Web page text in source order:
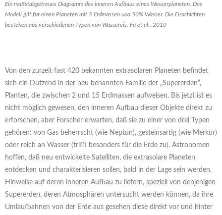
Ein maßstabgetreues Diagramm des inneren Aufbaus eines Wasserplaneten. Das
Modell gilt für einen Planeten mit 5 Erdmassen und 50% Wasser. Die Eisschichten
bestehen aus verschiedenen Typen von Wassereis. Fu et al., 2010
Von den zurzeit fast 420 bekannten extrasolaren Planeten befindet
sich ein Dutzend in der neu benannten Familie der „Supererden“,
Planten, die zwischen 2 und 15 Erdmassen aufweisen. Bis jetzt ist es
nicht möglich gewesen, den inneren Aufbau dieser Objekte direkt zu
erforschen, aber Forscher erwarten, daß sie zu einer von drei Typen
gehören: von Gas beherrscht (wie Neptun), gesteinsartig (wie Merkur)
oder reich an Wasser (trifft besonders für die Erde zu). Astronomen
hoffen, daß neu entwickelte Satelliten, die extrasolare Planeten
entdecken und charakterisieren sollen, bald in der Lage sein werden,
Hinweise auf deren inneren Aufbau zu liefern, speziell von denjenigen
Supererden, deren Atmosphären untersucht werden können, da ihre
Umlaufbahnen von der Erde aus gesehen diese direkt vor und hinter